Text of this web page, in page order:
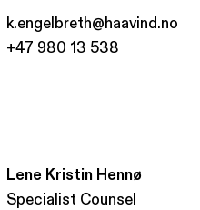
k.engelbreth@haavind.no
+47 980 13 538
Lene Kristin Hennø
Specialist Counsel